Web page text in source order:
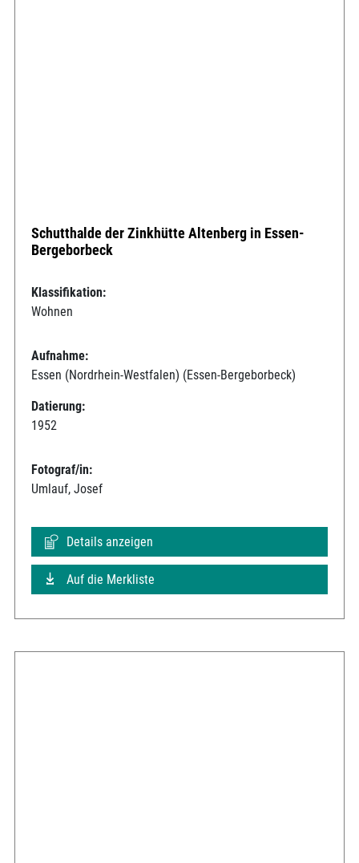
Schutthalde der Zinkhütte Altenberg in Essen-
Bergeborbeck
Klassifikation:
Wohnen
Aufnahme:
Essen (Nordrhein-Westfalen) (Essen-Bergeborbeck)
Datierung:
1952
Fotograf/in:
Umlauf, Josef
Details anzeigen
Auf die Merkliste